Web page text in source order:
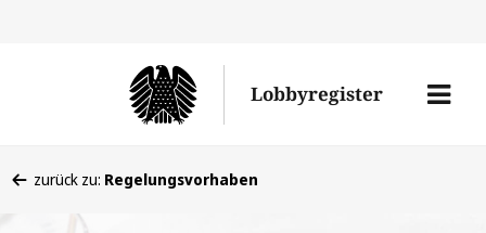
Lobbyregister
Menü
befinden
zurück zu: Regelungsvorhaben